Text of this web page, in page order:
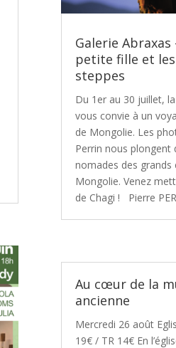
Galerie Abraxas
petite fille et les
steppes
Du 1er au 30 juillet,
vous convie à un
de Mongolie. Les
Perrin nous plongent
nomades des grands
Mongolie. Venez
de Chagi ! Pierre
Au cœur de la
ancienne
Mercredi 26 août
19€ / TR 14€ En